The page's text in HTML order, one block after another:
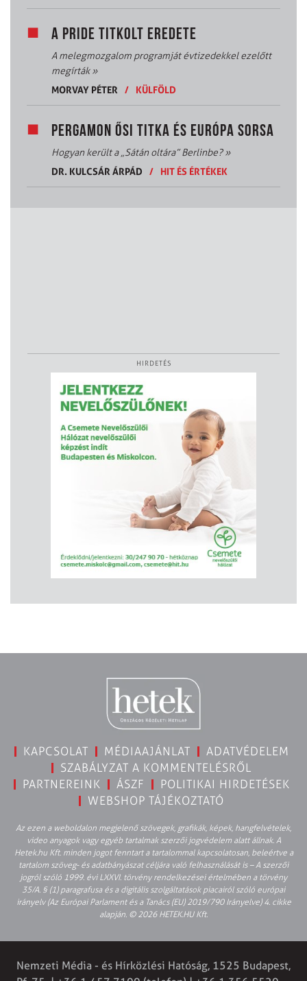
A PRIDE TITKOLT EREDETE
A melegmozgalom programját évtizedekkel ezelőtt
megírták»
MORVAY PÉTER
/ KÜLFÖLD
PERGAMON ŐSI TITKA ÉS EURÓPA SORSA
Hogyan került a „Sátán oltára” Berlinbe?»
DR. KULCSÁR ÁRPÁD
/ HIT ÉS ÉRTÉKEK
HIRDETÉS
KAPCSOLAT MÉDIAAJÁNLAT
ADATVÉDELEM
SZABÁLYZAT A KOMMENTELÉSRŐL
PARTNEREINK
ÁSZF
POLITIKAI HIRDETÉSEK
WEBSHOP TÁJÉKOZTATÓ
Az ezen a weboldalon megjelenő szövegek, grafikák, képek, hangfelvételek,
video anyagok vagy egyéb tartalmak szerzői jogvédelem alatt állnak. A
Hetek.hu Kft. minden jogot fenntart a tartalommal kapcsolatosan, beleértve a
tartalom szöveg- és adatbányászat céljára való felhasználását is – A szerzői
jogról szóló 1999. évi LXXVI. törvény rendelkezései értelmében a törvény
35/A. § (1) paragrafusa és a digitális szolgáltatások piacairól szóló európai
irányelv (Az Európai Parlament és a Tanács (EU) 2019/790 Irányelve) 4. cikke
alapján. © 2026 HETEK.HU Kft.
Nemzeti Média - és Hírközlési Hatóság, 1525 Budapest,